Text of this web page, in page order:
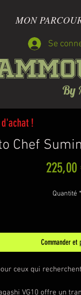
MON
By
Se
!
Chef
225,00
Quantité *
Commander et
ceux qui
VG10 offre un